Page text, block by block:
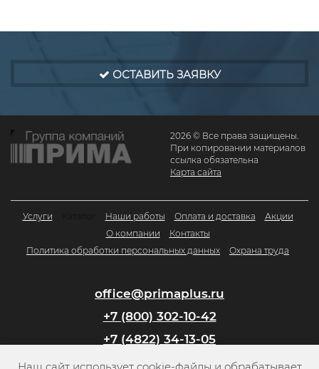
ОСТАВИТЬ ЗАЯВКУ
2026 © Все права защищены.
При копировании материалов
ссылка обязательна
Карта сайта
Услуги Наши работы Оплата и доставка
Акции
О компании
Контакты
Политика обработки персональных данных
Охрана труда
office@primaplus.ru
+7 (800) 302-10-42
+7 (4822) 34-13-05